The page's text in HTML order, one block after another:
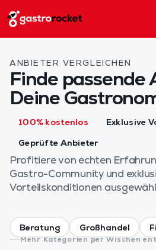
ANBIETER VERGLEICHEN
Finde
Deine
100% kostenlos
Exklusive
Geprüfte Anbieter
Profitiere von echten
Gastro-Community und
Vorteilskonditionen
Beratung Großhandel
Mehr Kategorien per Wischen